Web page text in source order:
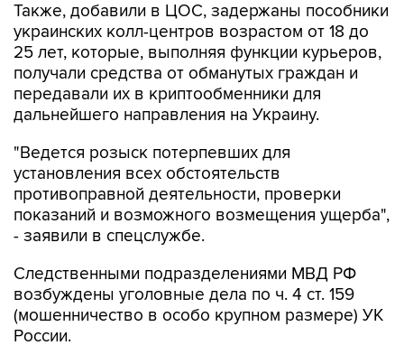
Также, добавили в ЦОС, задержаны пособники
украинских колл-центров возрастом от 18 до
25 лет, которые, выполняя функции курьеров,
получали средства от обманутых граждан и
передавали их в криптообменники для
дальнейшего направления на Украину.
"Ведется розыск потерпевших для
установления всех обстоятельств
противоправной деятельности, проверки
показаний и возможного возмещения ущерба",
- заявили в спецслужбе.
Следственными подразделениями МВД РФ
возбуждены уголовные дела по ч. 4 ст. 159
(мошенничество в особо крупном размере) УК
России.